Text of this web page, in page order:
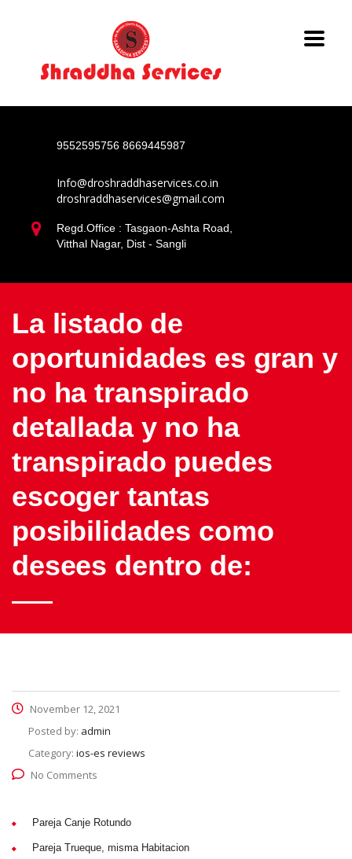
9552595756 8669445987
Info@droshraddhaservices.co.in
droshraddhaservices@gmail.com
Regd.Office : Tasgaon-Ashta Road,
Vitthal Nagar, Dist - Sangli
La listado de
oportunidades es gran y
no ha transpirado
detallada y no ha
transpirado puedes
escoger tantas
posibilidades como
desees dentro de:
November 12, 2021
Posted by: admin
Category: ios-es reviews
No Comments
Pareja Canje Rotundo
Pareja Trueque, misma Habitacion